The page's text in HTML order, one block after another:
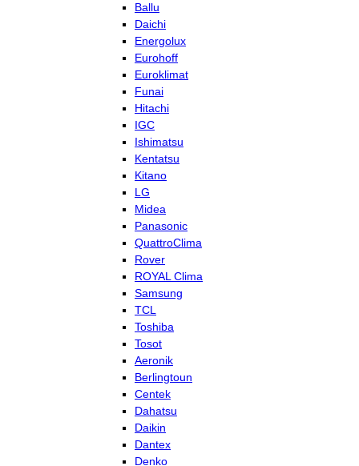
Ballu
Daichi
Energolux
Eurohoff
Euroklimat
Funai
Hitachi
IGC
Ishimatsu
Kentatsu
Kitano
LG
Midea
Panasonic
QuattroClima
Rover
ROYAL Clima
Samsung
TCL
Toshiba
Tosot
Aeronik
Berlingtoun
Centek
Dahatsu
Daikin
Dantex
Denko